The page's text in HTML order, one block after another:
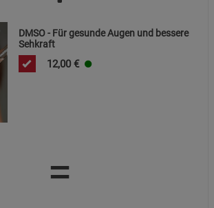
DMSO - Für gesunde Augen und bessere
Sehkraft
12,00 €
=